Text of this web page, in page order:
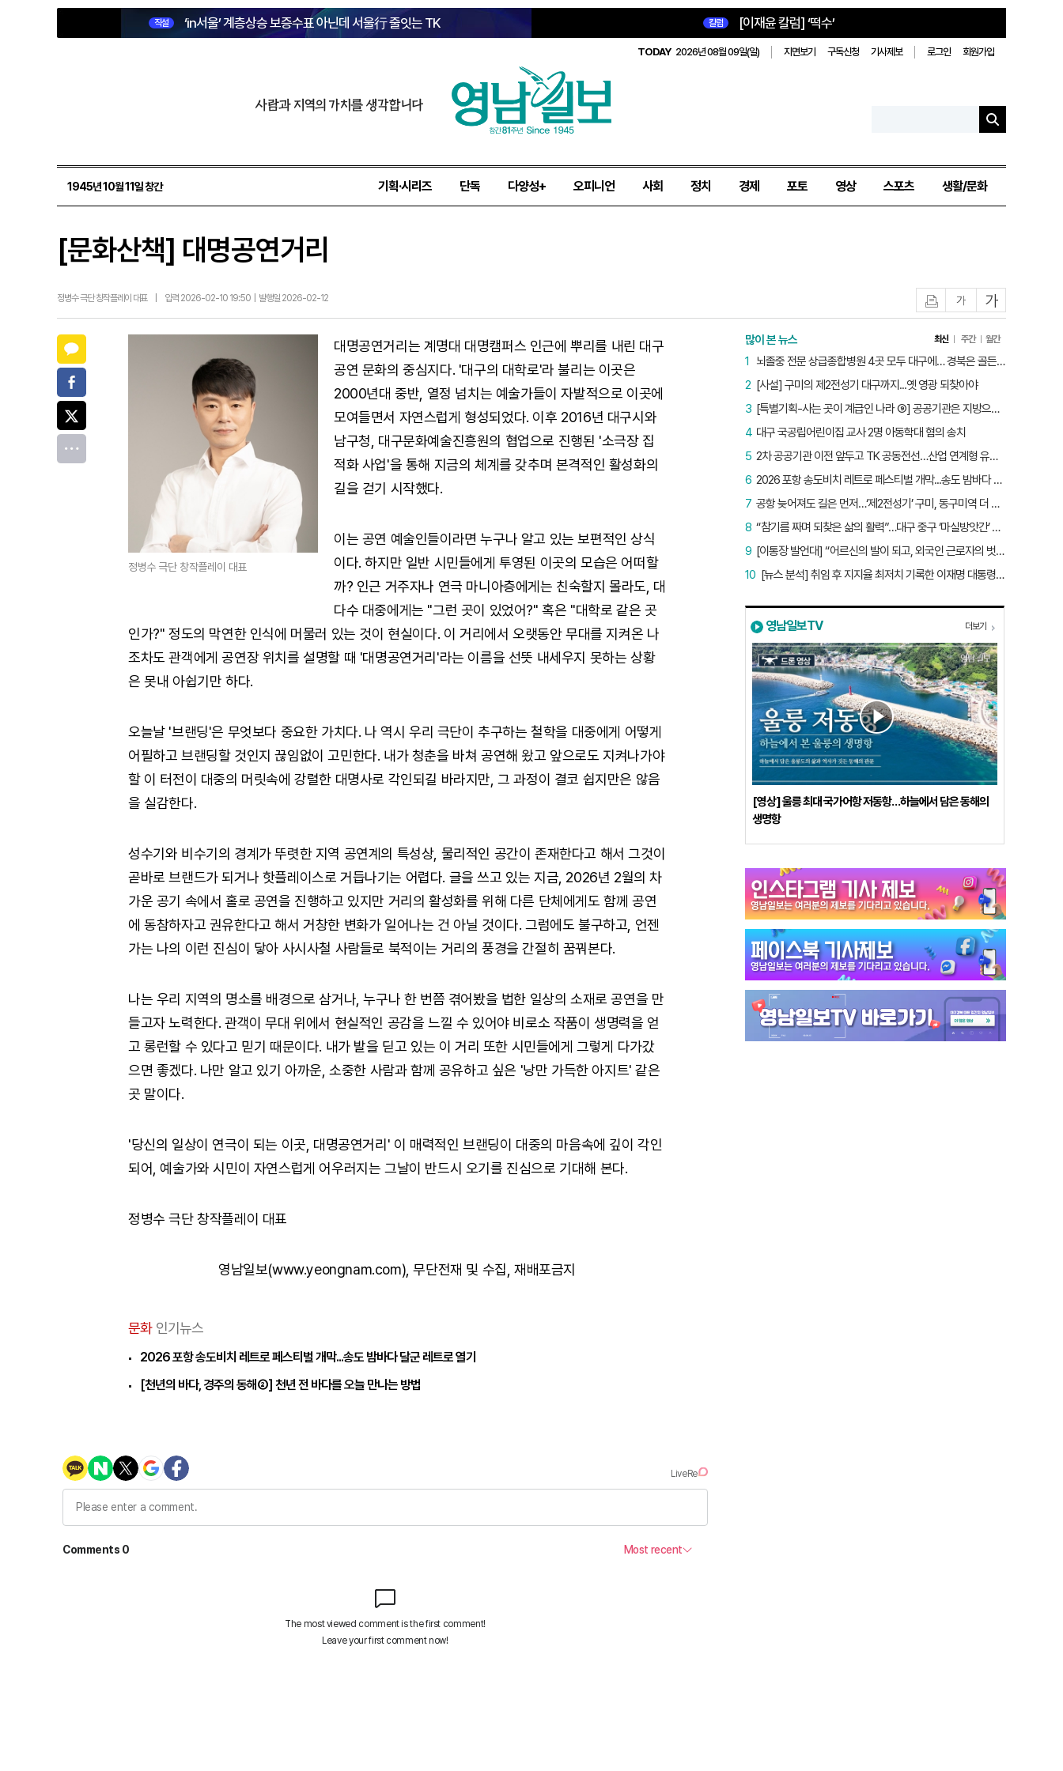
직설 ‘in서울’ 계층상승 보증수표 아닌데 서울行 줄잇는 TK 칼럼 [이재윤 칼럼] ‘떡수’
TODAY 2026년 08월 09일(일) 지면보기 구독신청 기사제보 로그인 회원가입
사람과 지역의 가치를 생각합니다
1945년 10월 11일 창간 기획·시리즈 단독 다양성+ 오피니언 사회 정치 경제 포토 영상 스포츠 생활/문화
[문화산책] 대명공연거리
정병수 극단 창작플레이 대표 입력 2026-02-10 19:50 | 발행일 2026-02-12 글자작게글자크게
정병수 극단 창작플레이 대표
대명공연거리는 계명대 대명캠퍼스 인근에 뿌리를 내린 대구
공연 문화의 중심지다. '대구의 대학로'라 불리는 이곳은
2000년대 중반, 열정 넘치는 예술가들이 자발적으로 이곳에
모여들면서 자연스럽게 형성되었다. 이후 2016년 대구시와
남구청, 대구문화예술진흥원의 협업으로 진행된 '소극장 집
적화 사업'을 통해 지금의 체계를 갖추며 본격적인 활성화의
길을 걷기 시작했다.
이는 공연 예술인들이라면 누구나 알고 있는 보편적인 상식
이다. 하지만 일반 시민들에게 투영된 이곳의 모습은 어떠할
까? 인근 거주자나 연극 마니아층에게는 친숙할지 몰라도, 대
다수 대중에게는 "그런 곳이 있었어?" 혹은 "대학로 같은 곳
인가?" 정도의 막연한 인식에 머물러 있는 것이 현실이다. 이 거리에서 오랫동안 무대를 지켜온 나
조차도 관객에게 공연장 위치를 설명할 때 '대명공연거리'라는 이름을 선뜻 내세우지 못하는 상황
은 못내 아쉽기만 하다.
오늘날 '브랜딩'은 무엇보다 중요한 가치다. 나 역시 우리 극단이 추구하는 철학을 대중에게 어떻게
어필하고 브랜딩할 것인지 끊임없이 고민한다. 내가 청춘을 바쳐 공연해 왔고 앞으로도 지켜나가야
할 이 터전이 대중의 머릿속에 강렬한 대명사로 각인되길 바라지만, 그 과정이 결코 쉽지만은 않음
을 실감한다.
성수기와 비수기의 경계가 뚜렷한 지역 공연계의 특성상, 물리적인 공간이 존재한다고 해서 그것이
곧바로 브랜드가 되거나 핫플레이스로 거듭나기는 어렵다. 글을 쓰고 있는 지금, 2026년 2월의 차
가운 공기 속에서 홀로 공연을 진행하고 있지만 거리의 활성화를 위해 다른 단체에게도 함께 공연
에 동참하자고 권유한다고 해서 거창한 변화가 일어나는 건 아닐 것이다. 그럼에도 불구하고, 언젠
가는 나의 이런 진심이 닿아 사시사철 사람들로 북적이는 거리의 풍경을 간절히 꿈꿔본다.
나는 우리 지역의 명소를 배경으로 삼거나, 누구나 한 번쯤 겪어봤을 법한 일상의 소재로 공연을 만
들고자 노력한다. 관객이 무대 위에서 현실적인 공감을 느낄 수 있어야 비로소 작품이 생명력을 얻
고 롱런할 수 있다고 믿기 때문이다. 내가 발을 딛고 있는 이 거리 또한 시민들에게 그렇게 다가갔
으면 좋겠다. 나만 알고 있기 아까운, 소중한 사람과 함께 공유하고 싶은 '낭만 가득한 아지트' 같은
곳 말이다.
'당신의 일상이 연극이 되는 이곳, 대명공연거리' 이 매력적인 브랜딩이 대중의 마음속에 깊이 각인
되어, 예술가와 시민이 자연스럽게 어우러지는 그날이 반드시 오기를 진심으로 기대해 본다.
정병수 극단 창작플레이 대표
영남일보(www.yeongnam.com), 무단전재 및 수집, 재배포금지
문화 인기뉴스
2026 포항 송도비치 레트로 페스티벌 개막...송도 밤바다 달군 레트로 열기
[천년의 바다, 경주의 동해②] 천년 전 바다를 오늘 만나는 방법
많이 본 뉴스 최신 주간 월간
뇌졸중 전문 상급종합병원 4곳 모두 대구에… 경북은 골든타임 사각지대
1
[사설] 구미의 제2전성기 대구까지...옛 영광 되찾아야
2
[특별기획-사는 곳이 계급인 나라 ⑨] 공공기관은 지방으로 왔지만, 그들이 사는 곳은 서울이었다
3
대구 국공립어린이집 교사 2명 아동학대 혐의 송치
4
2차 공공기관 이전 앞두고 TK 공동전선…산업 연계형 유치 승부수
5
2026 포항 송도비치 레트로 페스티벌 개막...송도 밤바다 달군 레트로 열기
6
공항 늦어져도 길은 먼저…‘제2전성기’ 구미, 동구미역 더 절실
7
“참기름 짜며 되찾은 삶의 활력”…대구 중구 ‘마실방앗간’ 어르신들의 인생 2막
8
[이통장 발언대] “어르신의 발이 되고, 외국인 근로자의 벗이 되고”…박상철 이장의 ‘사람 농사’
9
[뉴스 분석] 취임 후 지지율 최저치 기록한 이재명 대통령…왜?
10
영남일보TV 더보기
[영상] 울릉 최대 국가어항 저동항…하늘에서 담은 동해의
생명항